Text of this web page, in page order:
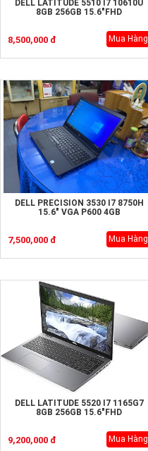
DELL LATITUDE 5510 I7 10610U
8GB 256GB 15.6"FHD
8,500,000 đ Mua Hàng
DELL PRECISION 3530 I7 8750H
15.6" VGA P600 4GB
7,500,000 đ Mua Hàng
DELL LATITUDE 5520 I7 1165G7
8GB 256GB 15.6"FHD
9,200,000 đ Mua Hàng